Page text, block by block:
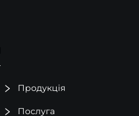
Продукція
Послуга